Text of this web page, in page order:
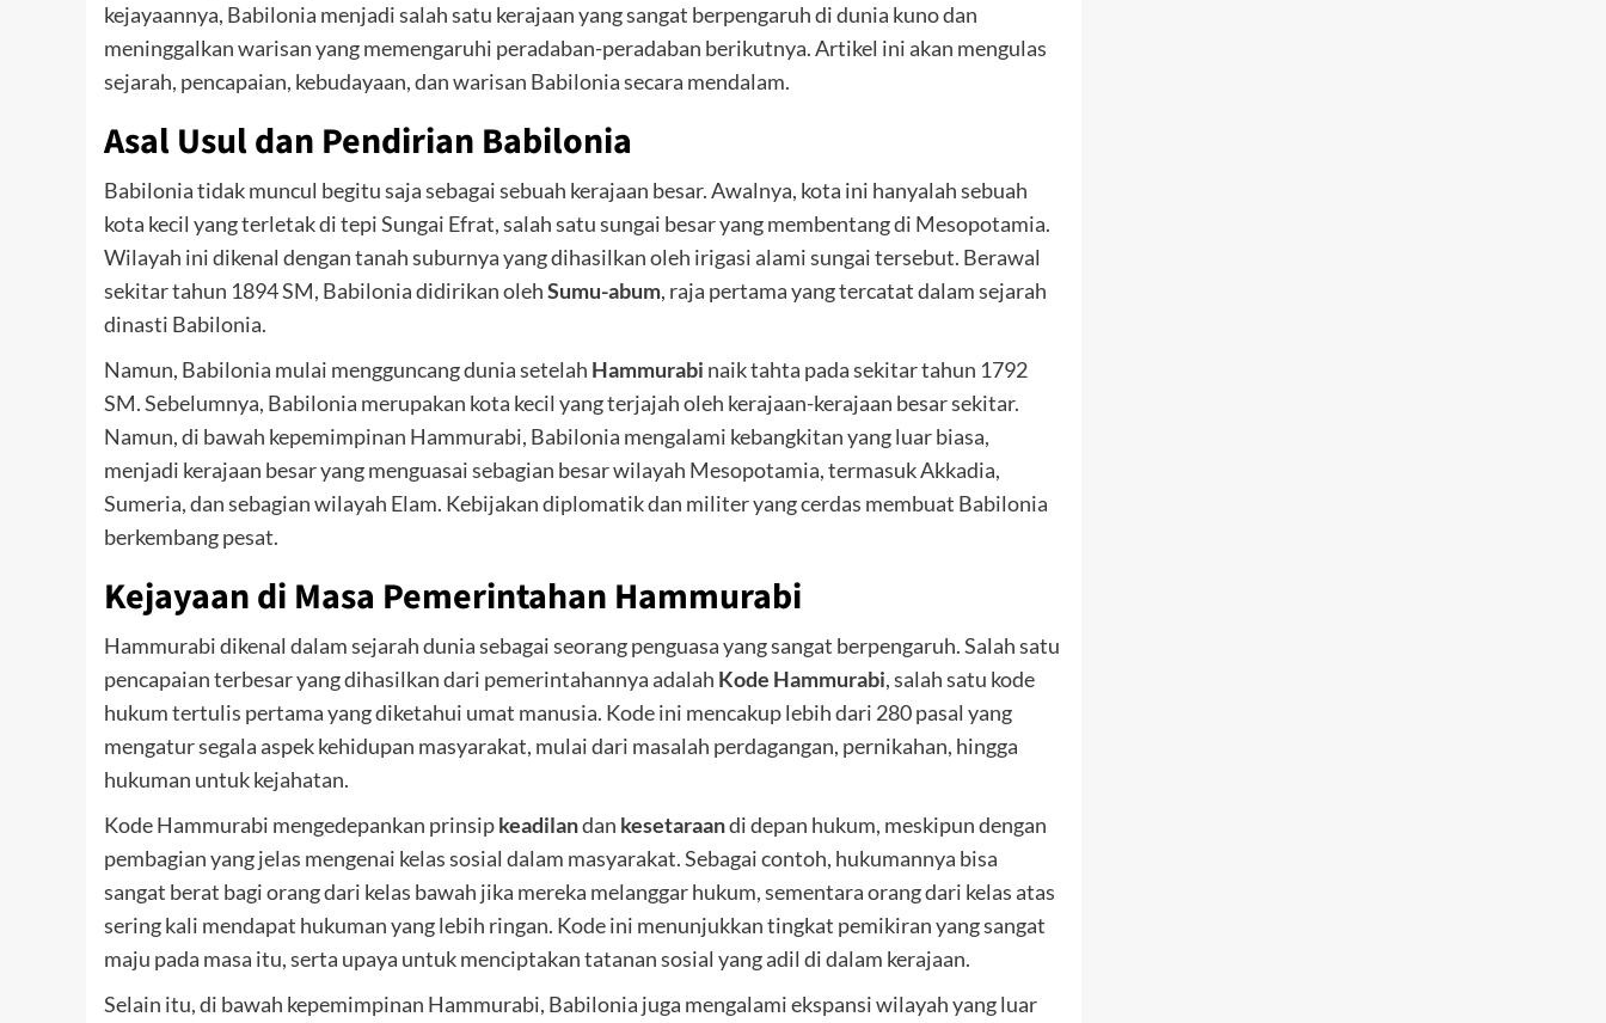
kejayaannya, Babilonia menjadi salah satu kerajaan yang sangat berpengaruh di dunia kuno dan
meninggalkan warisan yang memengaruhi peradaban-peradaban berikutnya. Artikel ini akan mengulas
sejarah, pencapaian, kebudayaan, dan warisan Babilonia secara mendalam.
Asal Usul dan Pendirian Babilonia
Babilonia tidak muncul begitu saja sebagai sebuah kerajaan besar. Awalnya, kota ini hanyalah sebuah
kota kecil yang terletak di tepi Sungai Efrat, salah satu sungai besar yang membentang di Mesopotamia.
Wilayah ini dikenal dengan tanah suburnya yang dihasilkan oleh irigasi alami sungai tersebut. Berawal
sekitar tahun 1894 SM, Babilonia didirikan olehSumu-abum, raja pertama yang tercatat dalam sejarah
dinasti Babilonia.
Namun, Babilonia mulai mengguncang dunia setelah Hammurabi naik tahta pada sekitar tahun 1792
SM. Sebelumnya, Babilonia merupakan kota kecil yang terjajah oleh kerajaan-kerajaan besar sekitar.
Namun, di bawah kepemimpinan Hammurabi, Babilonia mengalami kebangkitan yang luar biasa,
menjadi kerajaan besar yang menguasai sebagian besar wilayah Mesopotamia, termasuk Akkadia,
Sumeria, dan sebagian wilayah Elam. Kebijakan diplomatik dan militer yang cerdas membuat Babilonia
berkembang pesat.
Kejayaan di Masa Pemerintahan Hammurabi
Hammurabi dikenal dalam sejarah dunia sebagai seorang penguasa yang sangat berpengaruh. Salah satu
pencapaian terbesar yang dihasilkan dari pemerintahannya adalah Kode Hammurabi, salah satu kode
hukum tertulis pertama yang diketahui umat manusia. Kode ini mencakup lebih dari 280 pasal yang
mengatur segala aspek kehidupan masyarakat, mulai dari masalah perdagangan, pernikahan, hingga
hukuman untuk kejahatan.
Kode Hammurabi mengedepankan prinsipkeadilandan kesetaraandi depan hukum, meskipun dengan
pembagian yang jelas mengenai kelas sosial dalam masyarakat. Sebagai contoh, hukumannya bisa
sangat berat bagi orang dari kelas bawah jika mereka melanggar hukum, sementara orang dari kelas atas
sering kali mendapat hukuman yang lebih ringan. Kode ini menunjukkan tingkat pemikiran yang sangat
maju pada masa itu, serta upaya untuk menciptakan tatanan sosial yang adil di dalam kerajaan.
Selain itu, di bawah kepemimpinan Hammurabi, Babilonia juga mengalami ekspansi wilayah yang luar